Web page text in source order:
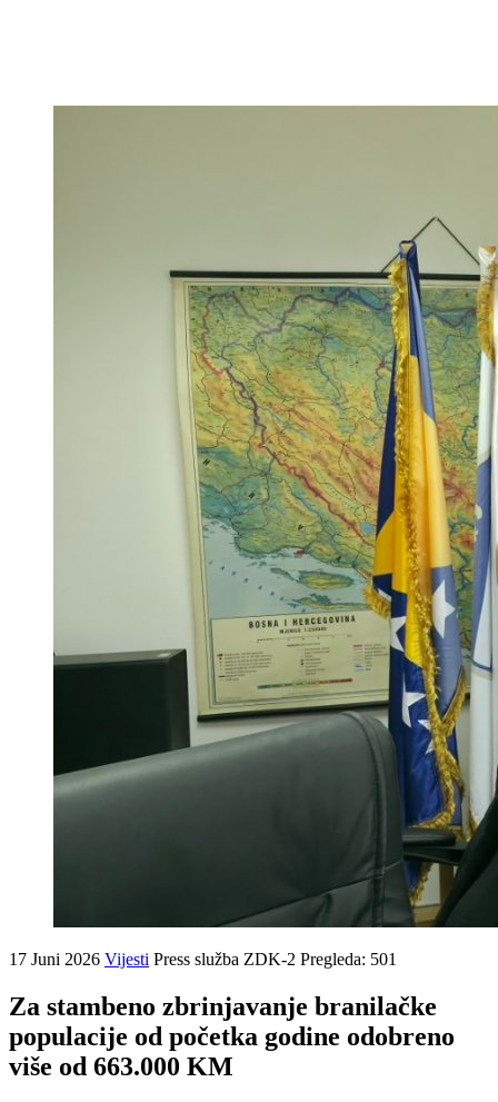
17 Juni 2026 Vijesti Press služba ZDK-2 Pregleda: 501
Za stambeno zbrinjavanje branilačke
populacije od početka godine odobreno
više od 663.000 KM